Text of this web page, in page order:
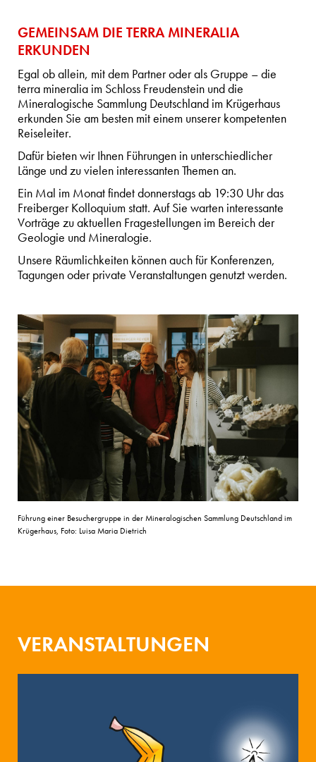
GEMEINSAM DIE TERRA MINERALIA
ERKUNDEN
Egal ob allein, mit dem Partner oder als Gruppe – die
terra mineralia im Schloss Freudenstein und die
Mineralogische Sammlung Deutschland im Krügerhaus
erkunden Sie am besten mit einem unserer kompetenten
Reiseleiter.
Dafür bieten wir Ihnen Führungen in unterschiedlicher
Länge und zu vielen interessanten Themen an.
Ein Mal im Monat findet donnerstags ab 19:30 Uhr das
Freiberger Kolloquium statt. Auf Sie warten interessante
Vorträge zu aktuellen Fragestellungen im Bereich der
Geologie und Mineralogie.
Unsere Räumlichkeiten können auch für Konferenzen,
Tagungen oder private Veranstaltungen genutzt werden.
Führung einer Besuchergruppe in der Mineralogischen Sammlung Deutschland im
Krügerhaus, Foto: Luisa Maria Dietrich
VERANSTALTUNGEN